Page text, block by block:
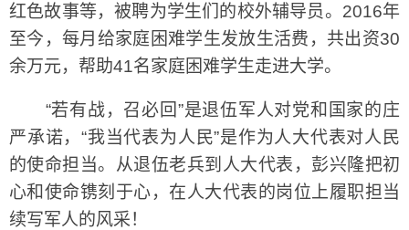
红色故事等，被聘为学生们的校外辅导员。2016年
至今，每月给家庭困难学生发放生活费，共出资30
余万元，帮助41名家庭困难学生走进大学。
“若有战，召必回”是退伍军人对党和国家的庄
严承诺，“我当代表为人民”是作为人大代表对人民
的使命担当。从退伍老兵到人大代表，彭兴隆把初
心和使命镌刻于心，在人大代表的岗位上履职担当
续写军人的风采！